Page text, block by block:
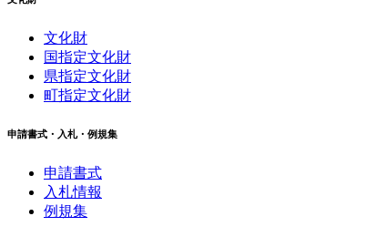
文化財
国指定文化財
県指定文化財
町指定文化財
申請書式・入札・例規集
申請書式
入札情報
例規集